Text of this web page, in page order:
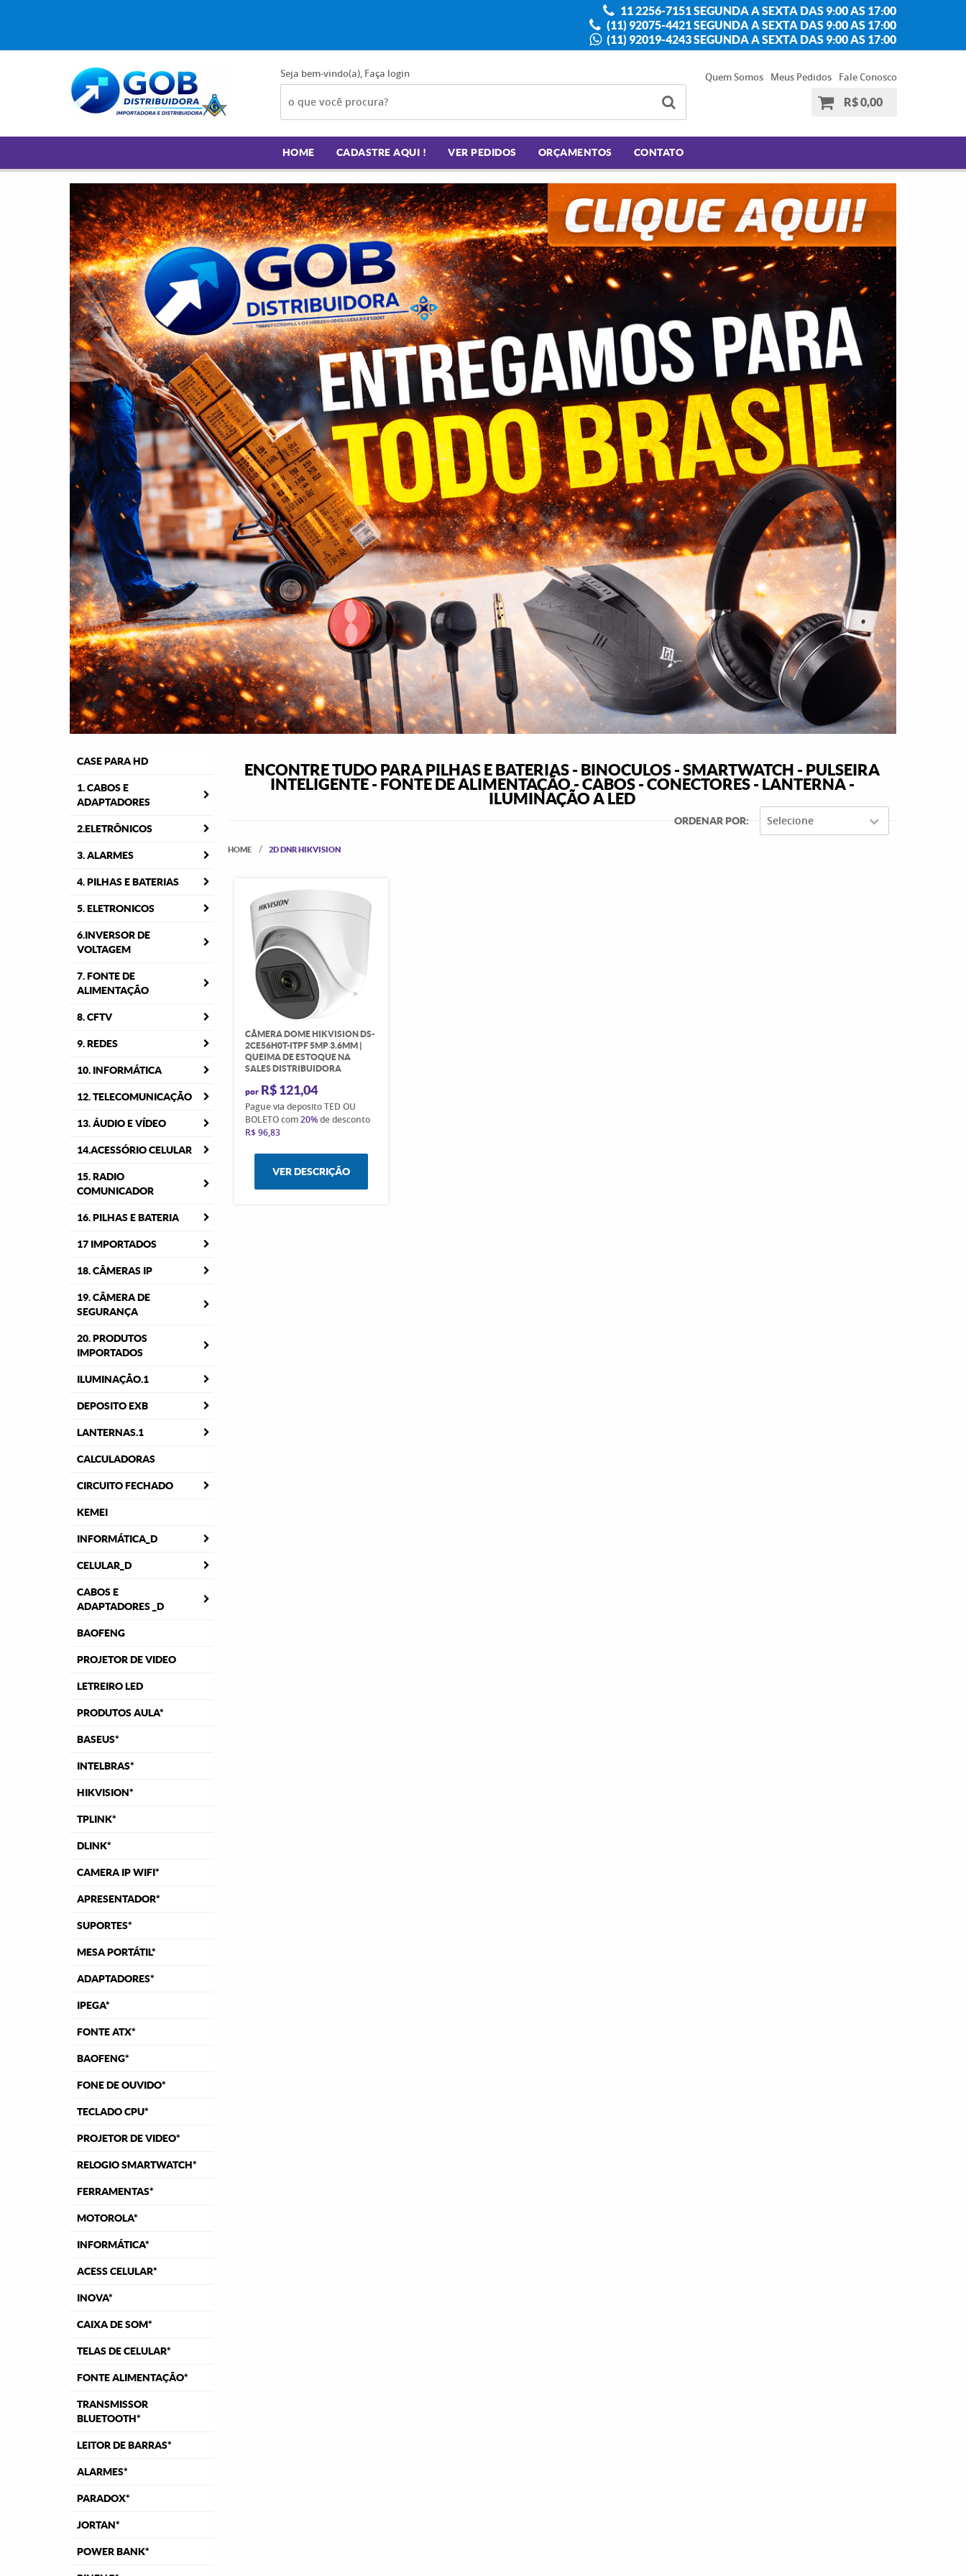
11 2256-7151 SEGUNDA A SEXTA DAS 9:00 AS 17:00
(11) 92075-4421 SEGUNDA A SEXTA DAS 9:00 AS 17:00
(11) 92019-4243 SEGUNDA A SEXTA DAS 9:00 AS 17:00
Seja bem-vindo(a), Faça login Quem Somos Meus Pedidos
Fale Conosco
R$ 0,00
HOME CADASTRE AQUI ! VER PEDIDOS ORÇAMENTOS CONTATO
CASE PARA HD
1. CABOS E
ADAPTADORES
2.ELETRÔNICOS
3. ALARMES
4. PILHAS E BATERIAS
5. ELETRONICOS
6.INVERSOR DE
VOLTAGEM
7. FONTE DE
ALIMENTAÇÃO
8. CFTV
9. REDES
10. INFORMÁTICA
12. TELECOMUNICAÇÃO
13. ÁUDIO E VÍDEO
14.ACESSÓRIO CELULAR
15. RADIO
COMUNICADOR
16. PILHAS E BATERIA
17 IMPORTADOS
18. CÂMERAS IP
19. CÂMERA DE
SEGURANÇA
20. PRODUTOS
IMPORTADOS
ILUMINAÇÃO.1
DEPOSITO EXB
LANTERNAS.1
CALCULADORAS
CIRCUITO FECHADO
KEMEI
INFORMÁTICA_D
CELULAR_D
CABOS E
ADAPTADORES _D
BAOFENG
PROJETOR DE VIDEO
LETREIRO LED
PRODUTOS AULA*
BASEUS*
INTELBRAS*
HIKVISION*
TPLINK*
DLINK*
CAMERA IP WIFI*
APRESENTADOR*
SUPORTES*
MESA PORTÁTIL*
ADAPTADORES*
IPEGA*
FONTE ATX*
BAOFENG*
FONE DE OUVIDO*
TECLADO CPU*
PROJETOR DE VIDEO*
RELOGIO SMARTWATCH*
FERRAMENTAS*
MOTOROLA*
INFORMÁTICA*
ACESS CELULAR*
INOVA*
CAIXA DE SOM*
TELAS DE CELULAR*
FONTE ALIMENTAÇÃO*
TRANSMISSOR
BLUETOOTH*
LEITOR DE BARRAS*
ALARMES*
PARADOX*
JORTAN*
POWER BANK*
ENCONTRE TUDO PARA PILHAS E BATERIAS - BINOCULOS - SMARTWATCH - PULSEIRA
INTELIGENTE - FONTE DE ALIMENTAÇÃO - CABOS - CONECTORES - LANTERNA -
ILUMINAÇÃO A LED
HOME 2D DNR HIKVISION
ORDENAR POR Selecione
CÂMERA DOME HIKVISION DS-
2CE56H0T-ITPF 5MP 3.6MM |
QUEIMA DE ESTOQUE NA
SALES DISTRIBUIDORA
por R$ 121,04
Pague via deposito TED OU
BOLETO com20%de desconto
R$ 96,83
VER DESCRIÇÃO